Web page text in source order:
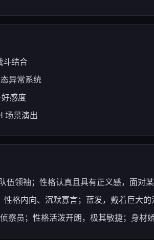
斗结合
异常系统
感度
场景演出
伍领袖；性格认真且具有正义感，面对
格内向、沉默寡言；蓝发，戴着巨大的
察员；性格活泼开朗，极其敏捷；身材